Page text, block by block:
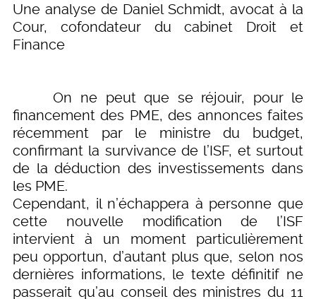
Une analyse de Daniel Schmidt, avocat à la
Cour, cofondateur du cabinet Droit et
Finance
On ne peut que se réjouir, pour le
financement des PME, des annonces faites
récemment par le ministre du budget,
confirmant la survivance de l’ISF, et surtout
de la déduction des investissements dans
les PME.
Cependant, il n’échappera à personne que
cette nouvelle modification de l’ISF
intervient à un moment particulièrement
peu opportun, d’autant plus que, selon nos
dernières informations, le texte définitif ne
passerait qu’au conseil des ministres du 11